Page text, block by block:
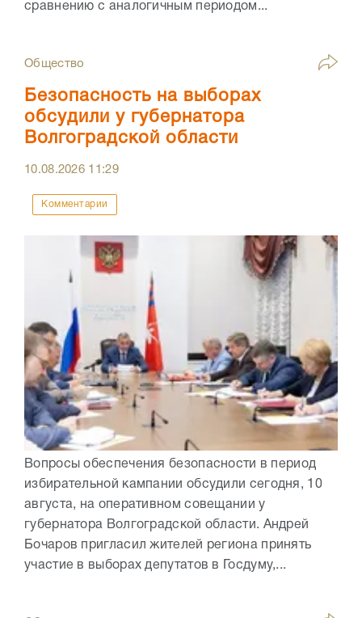
сравнению с аналогичным периодом...
Общество
Безопасность на выборах
обсудили у губернатора
Волгоградской области
10.08.2026 11:29
Комментарии
Вопросы обеспечения безопасности в период
избирательной кампании обсудили сегодня, 10
августа, на оперативном совещании у
губернатора Волгоградской области. Андрей
Бочаров пригласил жителей региона принять
участие в выборах депутатов в Госдуму,...